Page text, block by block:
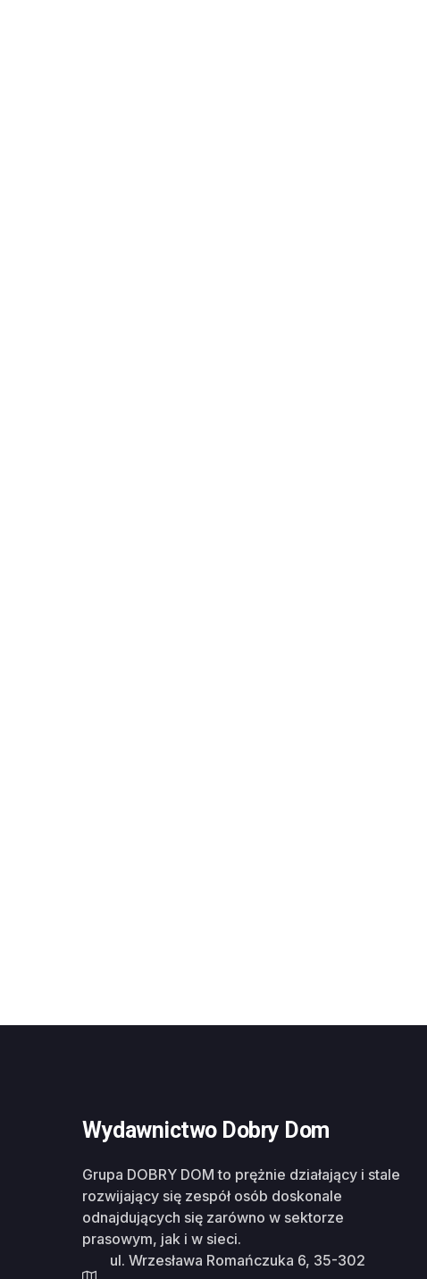
Wydawnictwo Dobry Dom
Grupa DOBRY DOM to prężnie działający i stale
rozwijający się zespół osób doskonale
odnajdujących się zarówno w sektorze
prasowym, jak i w sieci.
ul. Wrzesława Romańczuka 6, 35-302